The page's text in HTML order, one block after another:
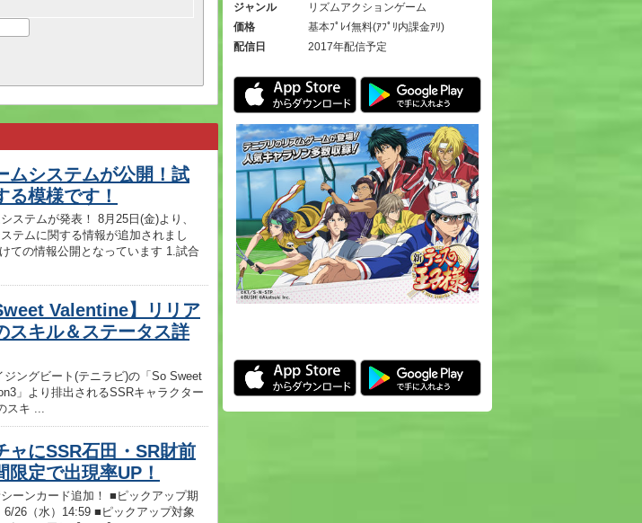
ムシステムが公開！試
る模様です！
ステムが発表！ 8月25日(金)より、
テムに関する情報が追加されまし
ての情報公開となっています 1.試合
Valentine】リリア
スキル＆ステータス詳
ングビート(テニラビ)の「So Sweet
」より排出されるSSRキャラクター
スキ ...
ャにSSR石田・SR財前
限定で出現率UP！
ーンカード追加！ ■ピックアップ期
26（水）14:59 ■ピックアップ対象
ジャンル
リズムアクションゲーム
価格
基本ﾌﾟﾚｲ無料(ｱﾌﾟﾘ内課金ｱﾘ)
配信日
2017年配信予定